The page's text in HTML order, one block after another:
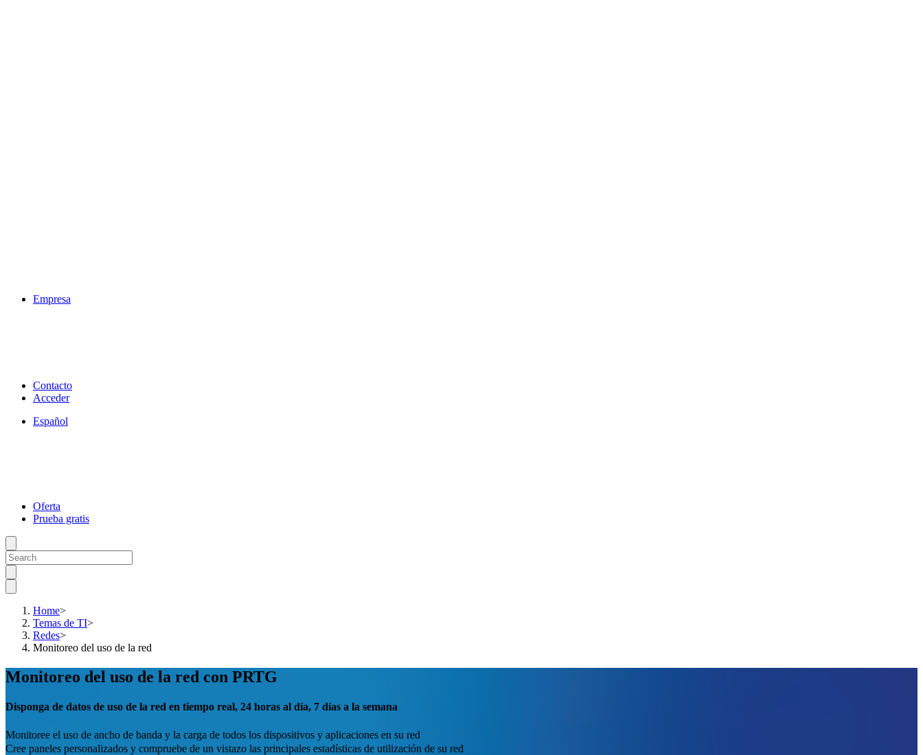
Empresa
Contacto
Acceder
Español
Oferta
Prueba gratis
Home>
Temas de TI>
Redes>
Monitoreo del uso de la red
Monitoreo del uso de la red con PRTG
Disponga de datos de uso de la red en tiempo real, 24 horas al día, 7 días a la semana
Monitoree el uso de ancho de banda y la carga de todos los dispositivos y aplicaciones en su red
Cree paneles personalizados y compruebe de un vistazo las principales estadísticas de utilización de su red